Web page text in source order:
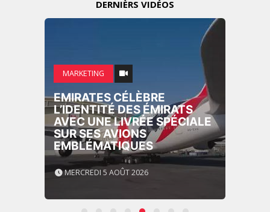
DERNIÈRS VIDÉOS
MARKETING
EMIRATES CÉLÈBRE
L’IDENTITÉ DES ÉMIRATS
AVEC UNE LIVRÉE SPÉCIALE
SUR SES AVIONS
EMBLÉMATIQUES
MERCREDI 5 AOÛT 2026